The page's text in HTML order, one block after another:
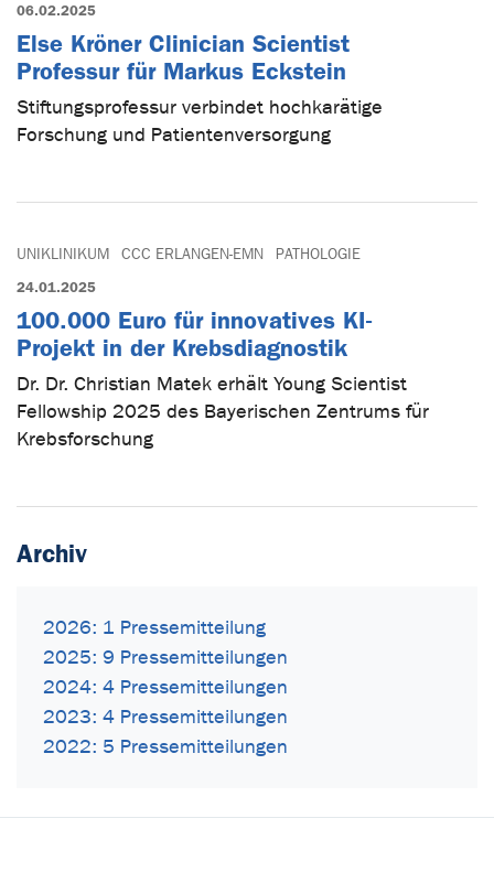
06.02.2025
Else Kröner Clinician Scientist
Professur für Markus Eckstein
Stiftungsprofessur verbindet hochkarätige
Forschung und Patientenversorgung
UNIKLINIKUM CCC ERLANGEN-EMN PATHOLOGIE
24.01.2025
100.000 Euro für innovatives KI-
Projekt in der Krebsdiagnostik
Dr. Dr. Christian Matek erhält Young Scientist
Fellowship 2025 des Bayerischen Zentrums für
Krebsforschung
Archiv
2026: 1 Pressemitteilung
2025: 9 Pressemitteilungen
2024: 4 Pressemitteilungen
2023: 4 Pressemitteilungen
2022: 5 Pressemitteilungen